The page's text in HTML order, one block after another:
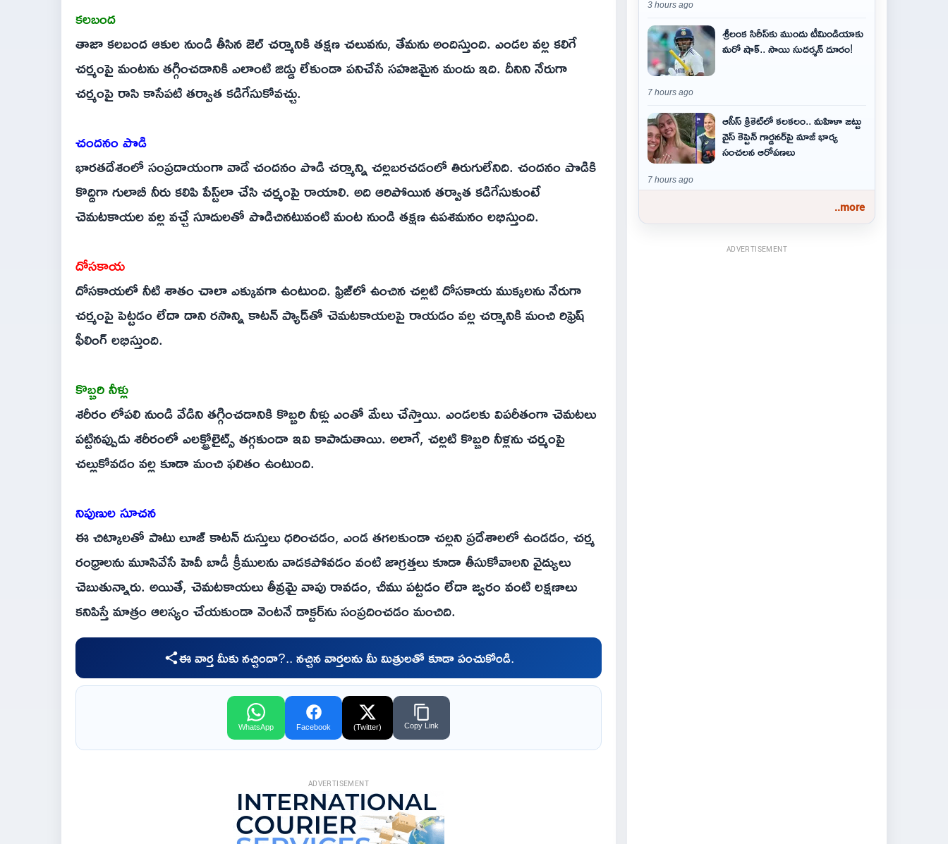
కలబంద
తాజా కలబంద ఆకుల నుండి తీసిన జెల్ చర్మానికి తక్షణ చలువను, తేమను అందిస్తుంది. ఎండల వల్ల కలిగే
చర్మంపై మంటను తగ్గించడానికి ఎలాంటి జిడ్డు లేకుండా పనిచేసే సహజమైన మందు ఇది. దీనిని నేరుగా
చర్మంపై రాసి కాసేపటి తర్వాత కడిగేసుకోవచ్చు.
చందనం పొడి
భారతదేశంలో సంప్రదాయంగా వాడే చందనం పొడి చర్మాన్ని చల్లబరచడంలో తిరుగులేనిది. చందనం పొడికి
కొద్దిగా గులాబీ నీరు కలిపి పేస్ట్‌లా చేసి చర్మంపై రాయాలి. అది ఆరిపోయిన తర్వాత కడిగేసుకుంటే
చెమటకాయల వల్ల వచ్చే సూదులతో పొడిచినటువంటి మంట నుండి తక్షణ ఉపశమనం లభిస్తుంది.
దోసకాయ
దోసకాయలో నీటి శాతం చాలా ఎక్కువగా ఉంటుంది. ఫ్రిజ్‌లో ఉంచిన చల్లటి దోసకాయ ముక్కలను నేరుగా
చర్మంపై పెట్టడం లేదా దాని రసాన్ని కాటన్ ప్యాడ్‌తో చెమటకాయలపై రాయడం వల్ల చర్మానికి మంచి రిఫ్రెష్
ఫీలింగ్ లభిస్తుంది.
కొబ్బరి నీళ్లు
శరీరం లోపలి నుండి వేడిని తగ్గించడానికి కొబ్బరి నీళ్లు ఎంతో మేలు చేస్తాయి. ఎండలకు విపరీతంగా చెమటలు
పట్టినప్పుడు శరీరంలో ఎలక్ట్రోలైట్స్ తగ్గకుండా ఇవి కాపాడుతాయి. అలాగే, చల్లటి కొబ్బరి నీళ్లను చర్మంపై
చల్లుకోవడం వల్ల కూడా మంచి ఫలితం ఉంటుంది.
నిపుణుల సూచన
ఈ చిట్కాలతో పాటు లూజ్ కాటన్ దుస్తులు ధరించడం, ఎండ తగలకుండా చల్లని ప్రదేశాలలో ఉండడం, చర్మ
రంధ్రాలను మూసివేసే హెవీ బాడీ క్రీములను వాడకపోవడం వంటి జాగ్రత్తలు కూడా తీసుకోవాలని వైద్యులు
చెబుతున్నారు. అయితే, చెమటకాయలు తీవ్రమై వాపు రావడం, చీము పట్టడం లేదా జ్వరం వంటి లక్షణాలు
కనిపిస్తే మాత్రం ఆలస్యం చేయకుండా వెంటనే డాక్టర్‌ను సంప్రదించడం మంచిది.
ఈ వార్త మీకు నచ్చిందా?.. నచ్చిన వార్తలను మీ మిత్రులతో కూడా పంచుకోండి.
WhatsApp Facebook (Twitter) Copy Link
ADVERTISEMENT
3 hours ago
శ్రీలంక సిరీస్‌కు ముందు టీమిండియాకు
మరో షాక్‌.. సాయి సుదర్శన్‌ దూరం!
7 hours ago
ఆసీస్ క్రికెట్‌లో కలకలం.. మహిళా జట్టు
వైస్ కెప్టెన్ గార్డనర్‌పై మాజీ భార్య
సంచలన ఆరోపణలు
7 hours ago
..more
ADVERTISEMENT